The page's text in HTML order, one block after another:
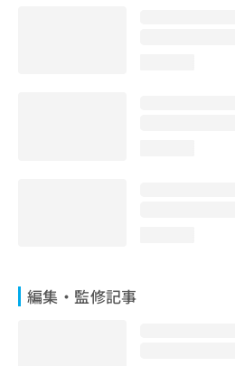
編集・監修記事